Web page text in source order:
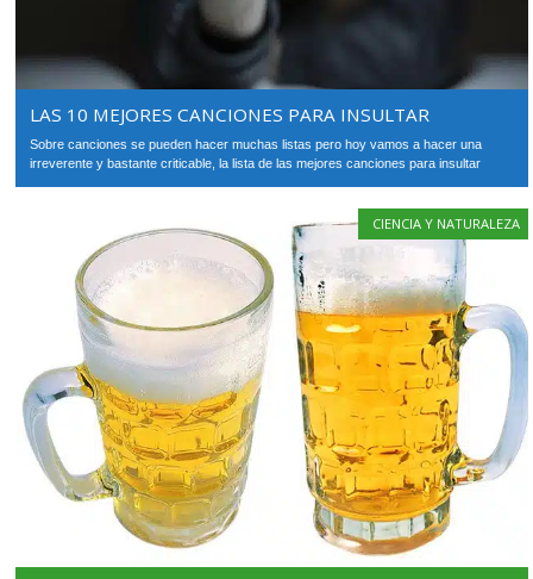
LAS 10 MEJORES CANCIONES PARA INSULTAR
Sobre canciones se pueden hacer muchas listas pero hoy vamos a hacer una
irreverente y bastante criticable, la lista de las mejores canciones para insultar
CIENCIA Y NATURALEZA